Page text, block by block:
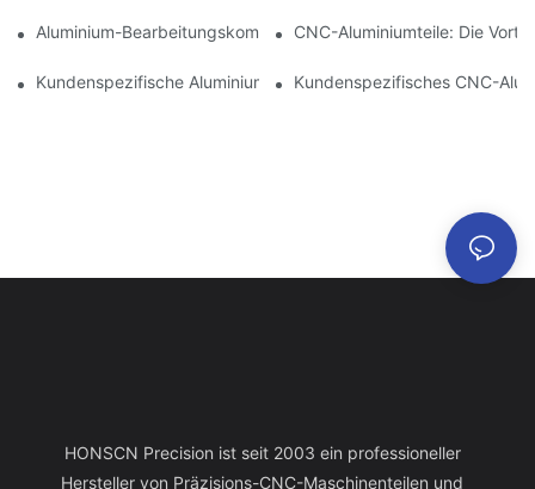
Aluminium-Bearbeitungskomponenten: Anpassung Für
CNC-Aluminiumteile: Die
Kundenspezifische Aluminiumbearbeitung: Entdecken Sie Die
Kundenspezifisches CNC-
HONSCN Precision ist seit 2003 ein professioneller
Hersteller von Präzisions-CNC-Maschinenteilen und